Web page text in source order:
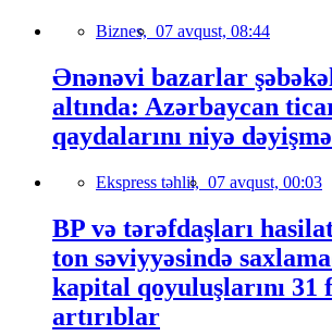
Biznes, 07 avqust, 08:44
Ənənəvi bazarlar
altında: Azərbaycan
qaydalarını niyə
Ekspress təhlil, 07 avqust, 00:03
BP və tərəfdaşları
ton səviyyəsində
kapital qoyuluşlarını 31
artırıblar